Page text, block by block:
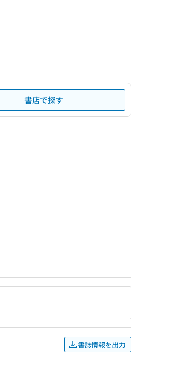
書店で探す
書誌情報を出力